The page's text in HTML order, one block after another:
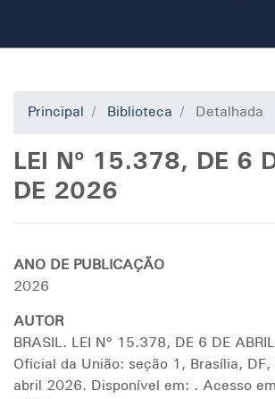
Principal Biblioteca Detalhada
LEI Nº 15.378, DE 6
DE 2026
ANO DE PUBLICAÇÃO
2026
AUTOR
BRASIL. LEI Nº 15.378, DE 6 DE
Oficial da União: seção 1, Brasília,
abril 2026. Disponível em: . Acesso